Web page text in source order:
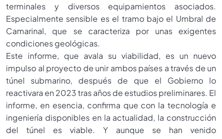
terminales y diversos equipamientos asociados.
Especialmente sensible es el tramo bajo el Umbral de
Camarinal, que se caracteriza por unas exigentes
condiciones geológicas.
Este informe, que avala su viabilidad, es un nuevo
impulso al proyecto de unir ambos países a través de un
túnel submarino, después de que el Gobierno lo
reactivara en 2023 tras años de estudios preliminares. El
informe, en esencia, confirma que con la tecnología e
ingeniería disponibles en la actualidad, la construcción
del túnel es viable. Y aunque se han venido